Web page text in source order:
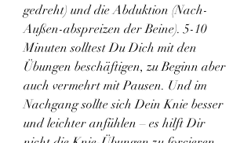
gedreht) und die Abduktion (Nach-
Außen-abspreizen der Beine). 5-10
Minuten solltest Du Dich mit den
Übungen beschäftigen, zu Beginn aber
auch vermehrt mit Pausen. Und im
Nachgang sollte sich Dein Knie besser
und leichter anfühlen – es hilft Dir